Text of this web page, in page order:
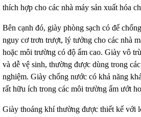
thích hợp cho các nhà máy sản xuất hóa
Bên cạnh đó, giày phòng sạch có đế
nguy cơ trơn trượt, lý tưởng cho các nhà
hoặc môi trường có độ ẩm cao. Giày vô
và dễ vệ sinh, thường được dùng trong
nghiệm. Giày chống nước có khả năng
rất hữu ích trong các môi trường ẩm ướt
Giày thoáng khí thường được thiết kế với